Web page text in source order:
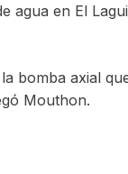
agua en El
bomba axial
Mouthon.